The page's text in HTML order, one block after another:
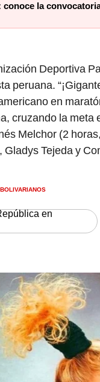
conoce la
Deportiva
peruana.
en
cruzando la meta
Melchor (2
Tejeda y
en